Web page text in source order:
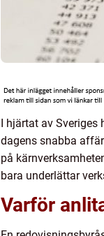
I hjärtat av Sveriges
dagens snabba
på
bara underlättar
Varför